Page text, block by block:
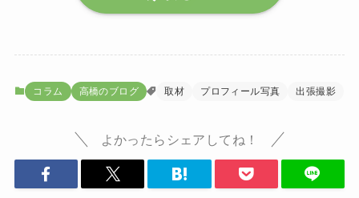
コラム 高橋のブログ 取材 プロフィール写真 出張撮影
よかったらシェアしてね！